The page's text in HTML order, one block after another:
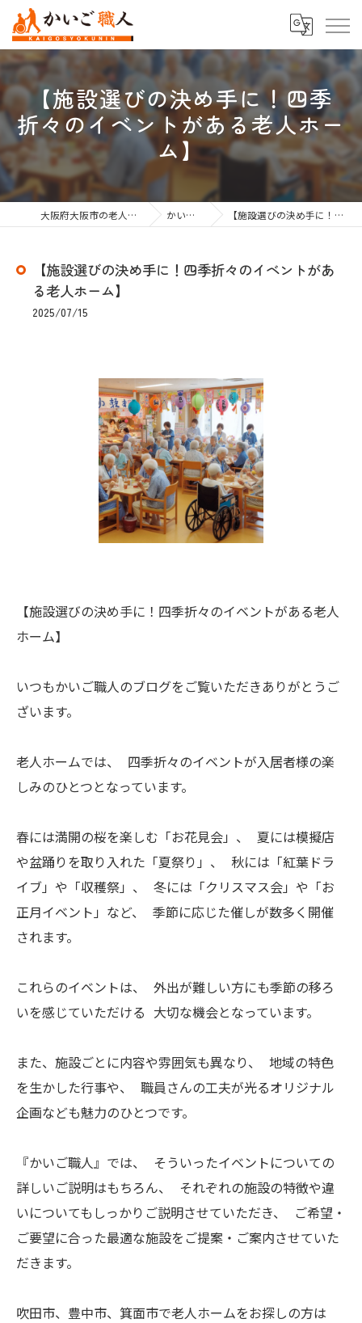
【施設選びの決め手に！四季
折々のイベントがある老人ホー
ム】
大阪府大阪市の老人ホーム紹介なら株式会社かいご職人 かいご職人のブログ 【施設選びの決め手に！四季折々のイベントがある老人ホーム】
【施設選びの決め手に！四季折々のイベントがあ
る老人ホーム】
2025/07/15
【施設選びの決め手に！四季折々のイベントがある老人
ホーム】
いつもかいご職人のブログをご覧いただきありがとうご
ざいます。
老人ホームでは、 四季折々のイベントが入居者様の楽
しみのひとつとなっています。
春には満開の桜を楽しむ「お花見会」、 夏には模擬店
や盆踊りを取り入れた「夏祭り」、 秋には「紅葉ドラ
イブ」や「収穫祭」、 冬には「クリスマス会」や「お
正月イベント」など、 季節に応じた催しが数多く開催
されます。
これらのイベントは、 外出が難しい方にも季節の移ろ
いを感じていただける 大切な機会となっています。
また、施設ごとに内容や雰囲気も異なり、 地域の特色
を生かした行事や、 職員さんの工夫が光るオリジナル
企画なども魅力のひとつです。
『かいご職人』では、 そういったイベントについての
詳しいご説明はもちろん、 それぞれの施設の特徴や違
いについてもしっかりご説明させていただき、 ご希望・
ご要望に合った最適な施設をご提案・ご案内させていた
だきます。
吹田市、豊中市、箕面市で老人ホームをお探しの方は